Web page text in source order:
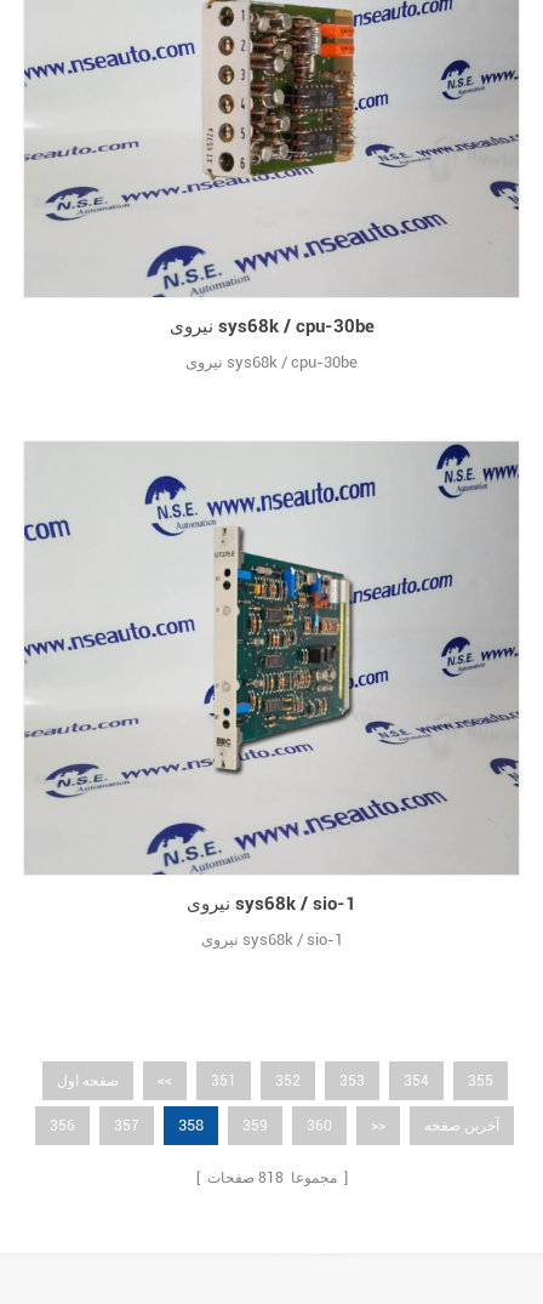
نیروی sys68k / cpu-30be
نیروی sys68k / cpu-30be
نیروی sys68k / sio-1
نیروی sys68k / sio-1
صفحه اول << 351 352 353 354 355
356 357 358 359 360 >> آخرین صفحه
[ مجموعا 818 صفحات ]